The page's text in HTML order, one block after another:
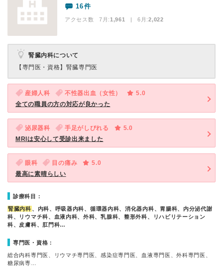
16件
アクセス数 7月:1,961 | 6月:2,022
腎臓内科について
【専門医・資格】 腎臓専門医
産婦人科 不性器出血（女性）
5.0
全ての職員の方の対応が良かった
泌尿器科 手足がしびれる
5.0
MRIは安心して受診出来ました
眼科 目の痛み
5.0
最高に素晴らしい
診療科目：
腎臓内科 、内科、呼吸器内科、循環器内科、消化器内科、胃腸科、内分泌代謝
科、リウマチ科、血液内科、外科、乳腺科、整形外科、リハビリテーション
科、皮膚科、肛門科…
専門医・資格：
総合内科専門医、リウマチ専門医、感染症専門医、血液専門医、外科専門医、
糖尿病専…